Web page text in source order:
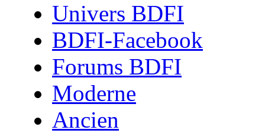
Univers BDFI
BDFI-Facebook
Forums BDFI
Moderne
Ancien